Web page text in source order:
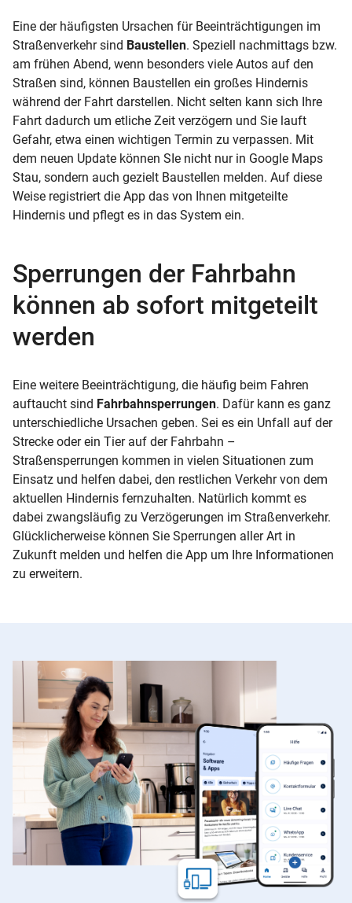
Eine der häufigsten Ursachen für Beeinträchtigungen im
Straßenverkehr sind Baustellen. Speziell nachmittags bzw.
am frühen Abend, wenn besonders viele Autos auf den
Straßen sind, können Baustellen ein großes Hindernis
während der Fahrt darstellen. Nicht selten kann sich Ihre
Fahrt dadurch um etliche Zeit verzögern und Sie lauft
Gefahr, etwa einen wichtigen Termin zu verpassen. Mit
dem neuen Update können SIe nicht nur in Google Maps
Stau, sondern auch gezielt Baustellen melden. Auf diese
Weise registriert die App das von Ihnen mitgeteilte
Hindernis und pflegt es in das System ein.
Sperrungen der Fahrbahn
können ab sofort mitgeteilt
werden
Eine weitere Beeinträchtigung, die häufig beim Fahren
auftaucht sind Fahrbahnsperrungen. Dafür kann es ganz
unterschiedliche Ursachen geben. Sei es ein Unfall auf der
Strecke oder ein Tier auf der Fahrbahn –
Straßensperrungen kommen in vielen Situationen zum
Einsatz und helfen dabei, den restlichen Verkehr von dem
aktuellen Hindernis fernzuhalten. Natürlich kommt es
dabei zwangsläufig zu Verzögerungen im Straßenverkehr.
Glücklicherweise können Sie Sperrungen aller Art in
Zukunft melden und helfen die App um Ihre Informationen
zu erweitern.